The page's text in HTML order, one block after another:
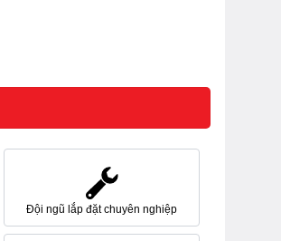
Đội ngũ lắp đặt chuyên nghiệp